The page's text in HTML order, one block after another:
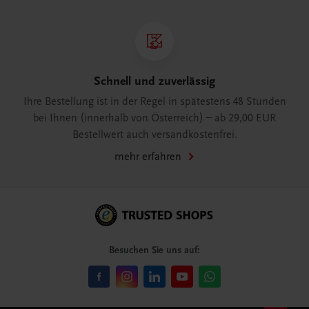
Schnell und zuverlässig
Ihre Bestellung ist in der Regel in spätestens 48 Stunden
bei Ihnen (innerhalb von Österreich) – ab 29,00 EUR
Bestellwert auch versandkostenfrei.
mehr erfahren
Besuchen Sie uns auf: